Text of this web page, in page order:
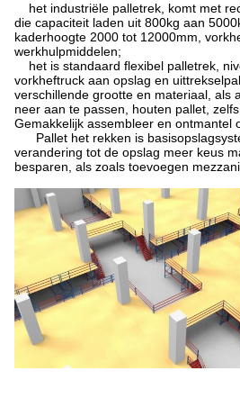
het industriële palletrek, komt met
die capaciteit laden uit 800kg aan
kaderhoogte 2000 tot 12000mm,
werkhulpmiddelen;
het is standaard flexibel palletrek,
vorkheftruck aan opslag en
verschillende grootte en materiaal, als
neer aan te passen, houten pallet, zelfs
Gemakkelijk assembleer en ontmantel
Pallet het rekken is
verandering tot de opslag meer keus
besparen, als zoals toevoegen